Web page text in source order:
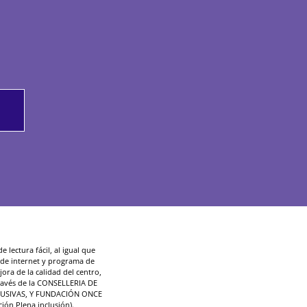
lectura fácil, al igual que
internet y programa de
de la calidad del centro,
de la CONSELLERIA DE
Y FUNDACIÓN ONCE
Plena inclusión).